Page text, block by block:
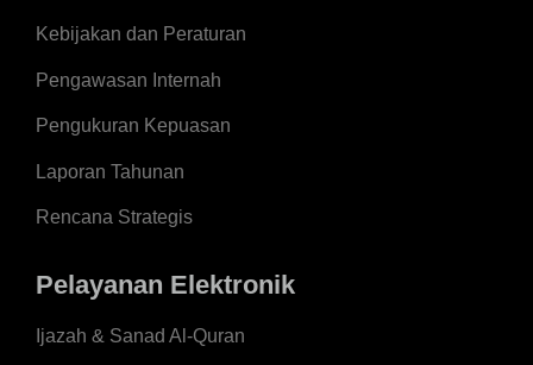
Kebijakan dan Peraturan
Pengawasan Internah
Pengukuran Kepuasan
Laporan Tahunan
Rencana Strategis
Pelayanan Elektronik
Ijazah & Sanad Al-Quran